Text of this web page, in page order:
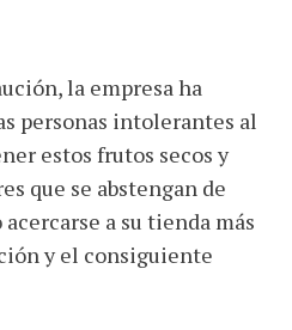
la empresa ha
personas intolerantes al
estos frutos secos y
que se abstengan de
a su tienda más
y el consiguiente